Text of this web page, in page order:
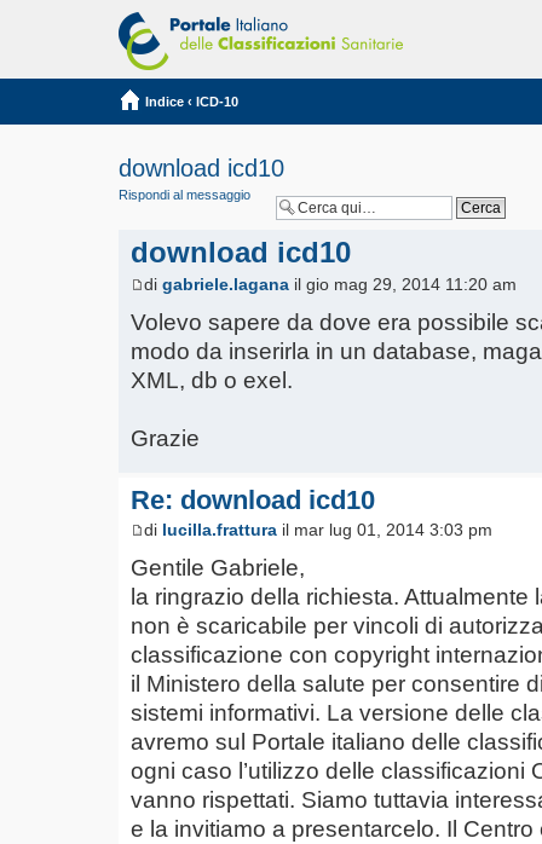
Indice ‹ ICD-10
download icd10
Rispondi al messaggio
download icd10
di gabriele.lagana il gio mag 29, 2014 11:20 am
Volevo sapere da dove era possibile
modo da inserirla in un database,
XML, db o exel.
Grazie
Re: download icd10
di lucilla.frattura il mar lug 01, 2014 3:03 pm
Gentile Gabriele,
la ringrazio della richiesta.
non è scaricabile per vincoli di
classificazione con copyright
il Ministero della salute per consentire
sistemi informativi. La versione delle
avremo sul Portale italiano delle
ogni caso l’utilizzo delle classificazioni
vanno rispettati. Siamo tuttavia
e la invitiamo a presentarcelo. Il